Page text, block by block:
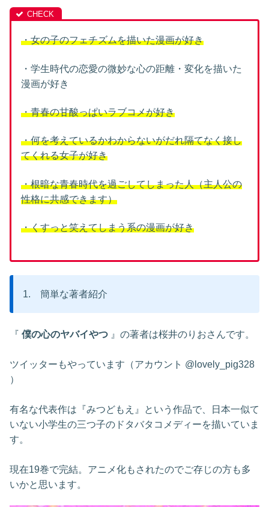
・女の子のフェチズムを描いた漫画が好き
・学生時代の恋愛の微妙な心の距離・変化を描いた
漫画が好き
・青春の甘酸っぱいラブコメが好き
・何を考えているかわからないがだれ隔てなく接し
てくれる女子が好き
・根暗な青春時代を過ごしてしまった人（主人公の
性格に共感できます）
・くすっと笑えてしまう系の漫画が好き
1. 簡単な著者紹介
『 僕の心のヤバイやつ 』の著者は桜井のりおさんです。
ツイッターもやっています（アカウント @lovely_pig328
）
有名な代表作は『みつどもえ』という作品で、日本一似て
いない小学生の三つ子のドタバタコメディーを描いていま
す。
現在19巻で完結。アニメ化もされたのでご存じの方も多
いかと思います。